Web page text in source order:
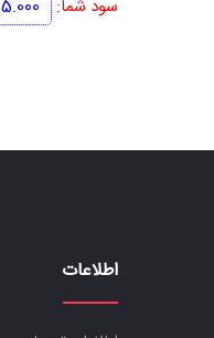
سود شما:
اطلاعات